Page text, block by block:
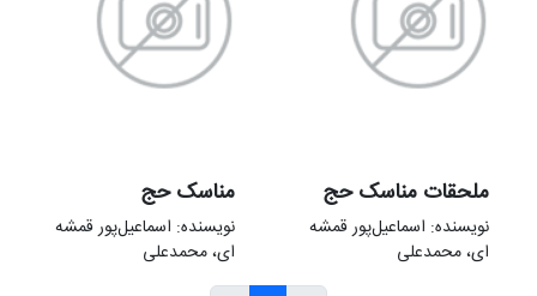
ملحقات مناسک حج
نویسنده: اسماعیل‌پور قمشه
ای، محمدعلی
مناسک حج
نویسنده: اسماعیل‌پور قمشه
ای، محمدعلی